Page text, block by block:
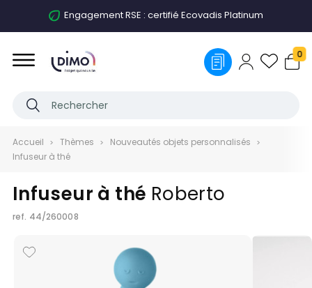
Engagement RSE : certifié Ecovadis Platinum
0
Accueil Thèmes
Nouveautés objets personnalisés
Infuseur à thé
Infuseur à thé Roberto
ref. 44/260008